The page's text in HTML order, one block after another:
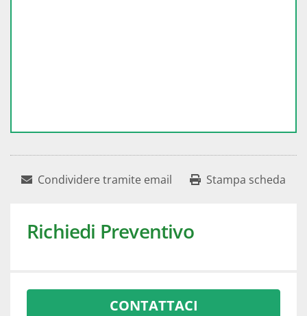
Condividere tramite email Stampa scheda
Richiedi Preventivo
CONTATTACI